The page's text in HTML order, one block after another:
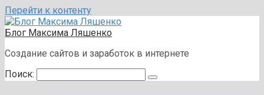
Перейти к контенту
Блог Максима Ляшенко
Создание сайтов и заработок в интернете
Поиск: